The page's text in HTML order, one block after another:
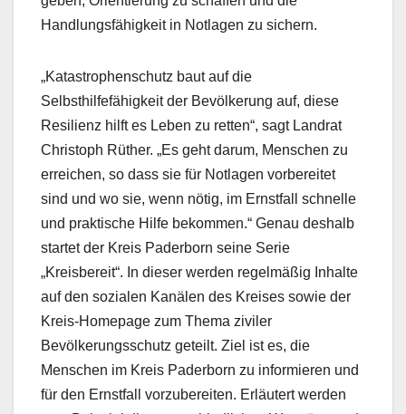
Handlungsfähigkeit in Notlagen zu sichern.
„Katastrophenschutz baut auf die
Selbsthilfefähigkeit der Bevölkerung auf, diese
Resilienz hilft es Leben zu retten“, sagt Landrat
Christoph Rüther. „Es geht darum, Menschen zu
erreichen, so dass sie für Notlagen vorbereitet
sind und wo sie, wenn nötig, im Ernstfall schnelle
und praktische Hilfe bekommen.“ Genau deshalb
startet der Kreis Paderborn seine Serie
„Kreisbereit“. In dieser werden regelmäßig Inhalte
auf den sozialen Kanälen des Kreises sowie der
Kreis-Homepage zum Thema ziviler
Bevölkerungsschutz geteilt. Ziel ist es, die
Menschen im Kreis Paderborn zu informieren und
für den Ernstfall vorzubereiten. Erläutert werden